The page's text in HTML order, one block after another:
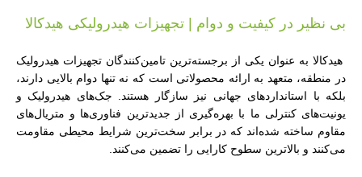
بی‌ نظیر در کیفیت و دوام | تجهیزات هیدرولیکی هیدکالا
هیدکالا به عنوان یکی از برجسته‌ترین تامین‌کنندگان تجهیزات هیدرولیک
در منطقه، متعهد به ارائه محصولاتی است که نه تنها دوام بالایی دارند،
بلکه با استانداردهای جهانی نیز سازگار هستند. جک‌های هیدرولیک و
یونیت‌های کنترلی ما با بهره‌گیری از جدیدترین فناوری‌ها و متریال‌های
مقاوم ساخته شده‌اند که در برابر سخت‌ترین شرایط محیطی مقاومت
می‌کنند و بالاترین سطوح کارایی را تضمین می‌کنند.